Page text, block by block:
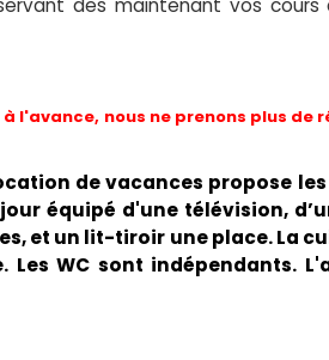
des maintenant vos cours
l'avance, nous ne prenons plus de
de vacances propose
équipé d'une télévision,
et un lit-tiroir une place. La
WC sont indépendants.